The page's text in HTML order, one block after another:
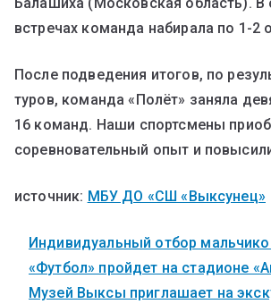
встречах команда набирала по 1-2
После подведения итогов, по
туров, команда «Полёт» заняла
16 команд. Наши спортсмены
соревновательный опыт и
источник: МБУ ДО «СШ «Выксунец»
Индивидуальный отбор
«Футбол» пройдет на стадионе
Музей Выксы приглашает на